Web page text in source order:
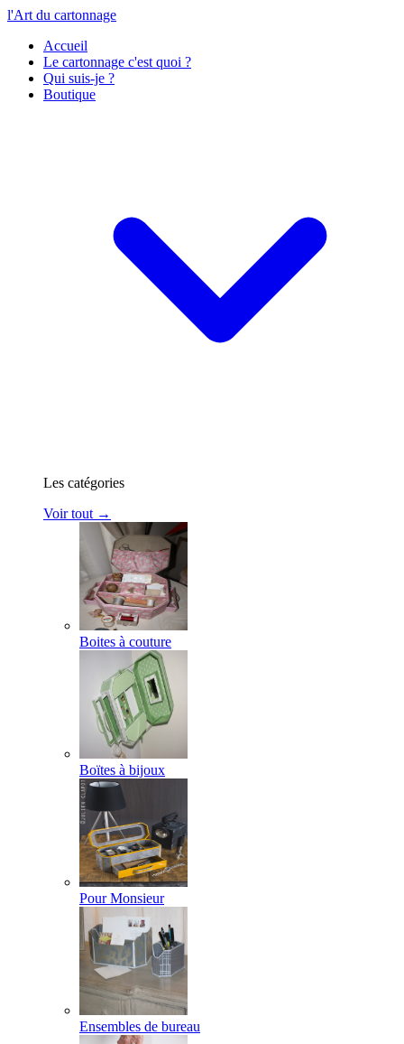
l'Art du cartonnage
Accueil
Le cartonnage c'est quoi ?
Qui suis-je ?
Boutique
Les catégories
Voir tout →
Boites à couture
Boïtes à bijoux
Pour Monsieur
Ensembles de bureau